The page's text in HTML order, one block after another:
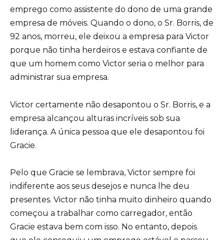
emprego como assistente do dono de uma grande
empresa de móveis. Quando o dono, o Sr. Borris, de
92 anos, morreu, ele deixou a empresa para Victor
porque não tinha herdeiros e estava confiante de
que um homem como Victor seria o melhor para
administrar sua empresa.
Victor certamente não desapontou o Sr. Borris, e a
empresa alcançou alturas incríveis sob sua
liderança. A única pessoa que ele desapontou foi
Gracie.
Pelo que Gracie se lembrava, Victor sempre foi
indiferente aos seus desejos e nunca lhe deu
presentes. Victor não tinha muito dinheiro quando
começou a trabalhar como carregador, então
Gracie estava bem com isso. No entanto, depois